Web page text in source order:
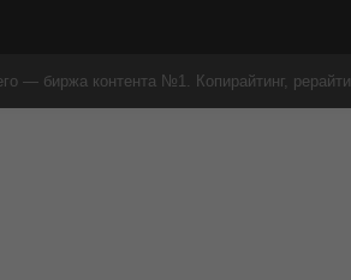
— биржа контента №1. Копирайтинг,